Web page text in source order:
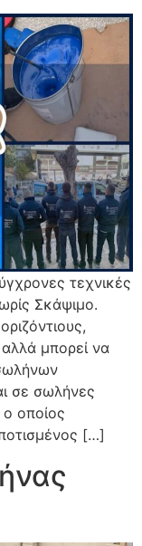
τεχνικές
Σκάψιμο.
μπορεί να
σε σωλήνες
ο οποίος
[…]